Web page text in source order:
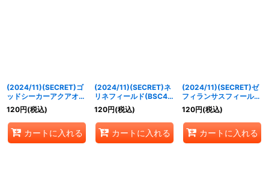
(2024/11)(SECRET)ゴ
ッドシーカーアクアオー
ラ・ゴレム(BSC44収
録)【C-SEC】{BS50-
064}《青》
120円(税込)
カートに入れる
(2024/11)(SECRET)ネ
リネフィールド(BSC44
収録)【C-SEC】
{BS50-091}《黄》
120円(税込)
カートに入れる
(2024/11)(SECRET)ゼ
フィランサスフィールド
(BSC44収録)【M-
SEC】{BS50-093}
《黄》
120円(税込)
カートに入れる